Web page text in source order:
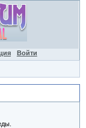
Войти